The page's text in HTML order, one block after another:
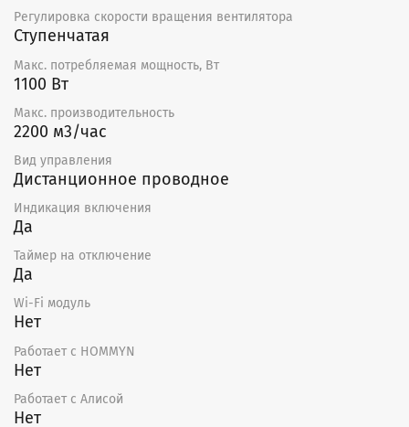
Регулировка скорости вращения вентилятора
Ступенчатая
Макс. потребляемая мощность, Вт
1100 Вт
Макс. производительность
2200 м3/час
Вид управления
Дистанционное проводное
Индикация включения
Да
Таймер на отключение
Да
Wi-Fi модуль
Нет
Работает с HOMMYN
Нет
Работает с Алисой
Нет